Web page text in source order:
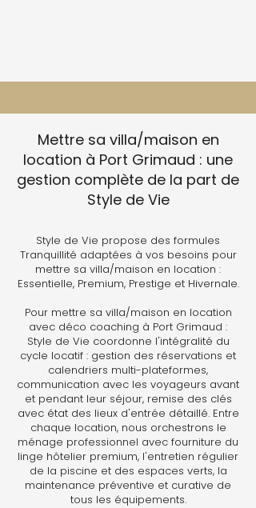
Mettre sa villa/maison en
location à Port Grimaud : une
gestion complète de la part de
Style de Vie
Style de Vie propose des formules
Tranquillité adaptées à vos besoins pour
mettre sa villa/maison en location :
Essentielle, Premium, Prestige et Hivernale.
Pour mettre sa villa/maison en location
avec déco coaching à Port Grimaud :
Style de Vie coordonne l'intégralité du
cycle locatif : gestion des réservations et
calendriers multi-plateformes,
communication avec les voyageurs avant
et pendant leur séjour, remise des clés
avec état des lieux d'entrée détaillé. Entre
chaque location, nous orchestrons le
ménage professionnel avec fourniture du
linge hôtelier premium, l'entretien régulier
de la piscine et des espaces verts, la
maintenance préventive et curative de
tous les équipements.